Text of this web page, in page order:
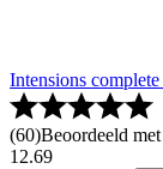
Intensions
(60)Beoordeeld
12.69